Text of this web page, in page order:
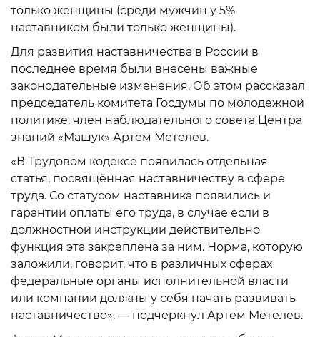
только женщины (среди мужчин у 5%
наставником были только женщины).
Для развития наставничества в России в
последнее время были внесены важные
законодательные изменения. Об этом рассказал
председатель комитета Госдумы по молодежной
политике, член наблюдательного совета Центра
знаний «Машук» Артем Метелев.
«В Трудовом кодексе появилась отдельная
статья, посвящённая наставничеству в сфере
труда. Со статусом наставника появились и
гарантии оплаты его труда, в случае если в
должностной инструкции действительно
функция эта закреплена за ним. Норма, которую
заложили, говорит, что в различных сферах
федеральные органы исполнительной власти
или компании должны у себя начать развивать
наставничество», — подчеркнул Артем Метелев.